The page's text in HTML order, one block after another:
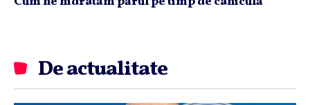
De actualitate